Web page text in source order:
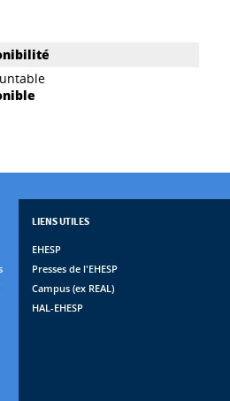
LIENS UTILES
EHESP
Presses de l'EHESP
Campus (ex REAL)
HAL-EHESP